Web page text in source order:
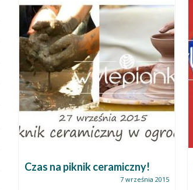
Czas na piknik ceramiczny!
7 września 2015